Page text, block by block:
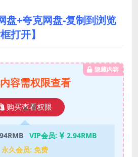
盘+夸克网盘-复制到浏览
打开】
隐藏内容
容需权限查看
购买查看权限
VIP会员:
2.94RMB
永久会员: 免费